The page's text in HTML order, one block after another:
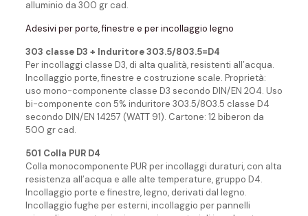
alluminio da 300 gr cad.
Adesivi per porte, finestre e per incollaggio legno
303 classe D3 + Induritore 303.5/803.5=D4
Per incollaggi classe D3, di alta qualità, resistenti all’acqua.
Incollaggio porte, finestre e costruzione scale. Proprietà:
uso mono-componente classe D3 secondo DIN/EN 204. Uso
bi-componente con 5% induritore 303.5/803.5 classe D4
secondo DIN/EN 14257 (WATT 91). Cartone: 12 biberon da
500 gr cad.
501 Colla PUR D4
Colla monocomponente PUR per incollaggi duraturi, con alta
resistenza all’acqua e alle alte temperature, gruppo D4.
Incollaggio porte e finestre, legno, derivati dal legno.
Incollaggio fughe per esterni, incollaggio per pannelli